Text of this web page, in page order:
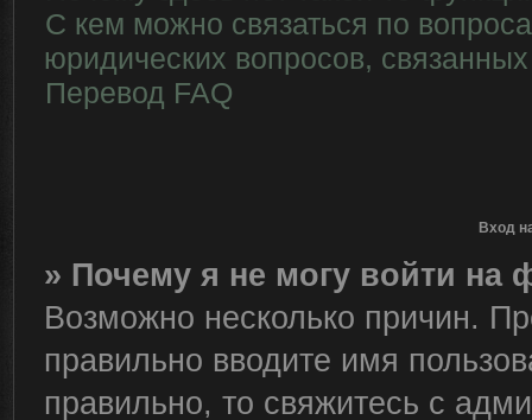
С кем можно связаться по
юридических вопросов,
Перевод FAQ
Вход
» Почему я не могу войти на
Возможно несколько причин.
правильно вводите имя
правильно, то свяжитесь с